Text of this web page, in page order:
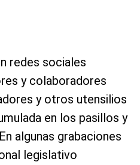
redes sociales
y colaboradores
y otros utensilios
en los pasillos y
algunas grabaciones
legislativo